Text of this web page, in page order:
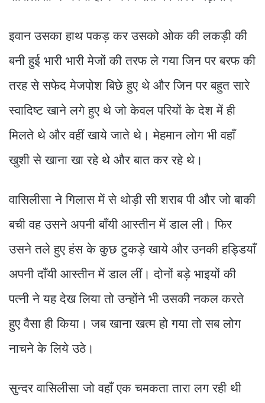
इवान उसका हाथ पकड़ कर उसको ओक की लकड़ी की
बनी हुई भारी भारी मेजों की तरफ ले गया जिन पर बरफ की
तरह से सफेद मेजपोश बिछे हुए थे और जिन पर बहुत सारे
स्वादिष्ट खाने लगे हुए थे जो केवल परियों के देश में ही
मिलते थे और वहीं खाये जाते थे। मेहमान लोग भी वहाँ
खुशी से खाना खा रहे थे और बात कर रहे थे।
वासिलीसा ने गिलास में से थोड़ी सी शराब पी और जो बाकी
बची वह उसने अपनी बाँयी आस्तीन में डाल ली। फिर
उसने तले हुए हंस के कुछ टुकड़े खाये और उनकी हड्डियाँ
अपनी दाँयी आस्तीन में डाल लीं। दोनों बड़े भाइयों की
पत्नी ने यह देख लिया तो उन्होंने भी उसकी नकल करते
हुए वैसा ही किया। जब खाना खत्म हो गया तो सब लोग
नाचने के लिये उठे।
सुन्दर वासिलीसा जो वहाँ एक चमकता तारा लग रही थी